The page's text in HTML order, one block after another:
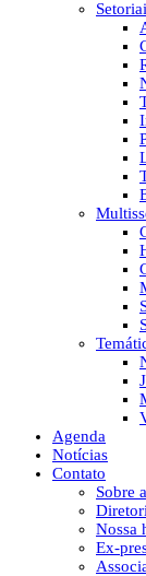
Agenda
Notícias
Contato
Sobre
Nossa
Ex-